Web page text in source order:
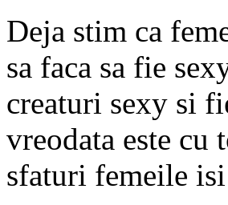
Deja stim ca
sa faca sa fie
creaturi sexy si
vreodata este cu
sfaturi femeile